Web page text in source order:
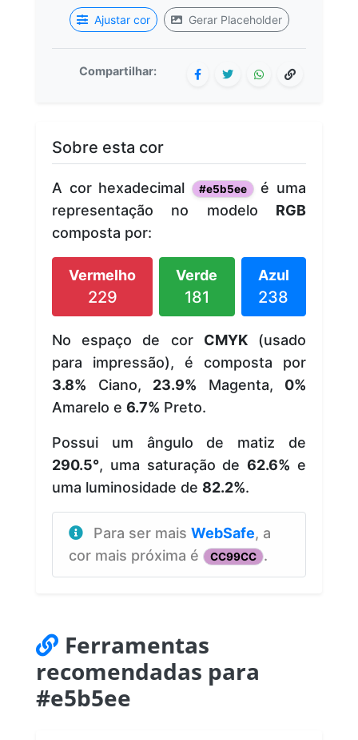
Ajustar cor Gerar Placeholder
Compartilhar:
Sobre esta cor
A cor hexadecimal #e5b5ee é uma
representação no modelo RGB
composta por:
Vermelho
229
Verde
181
Azul
238
No espaço de cor CMYK(usado
para impressão), é composta por
3.8% Ciano, 23.9% Magenta, 0%
Amarelo e 6.7% Preto.
Possui um ângulo de matiz de
290.5°, uma saturação de62.6% e
uma luminosidade de 82.2%.
Para ser mais WebSafe, a
cor mais próxima é
CC99CC .
Ferramentas
recomendadas para
#e5b5ee